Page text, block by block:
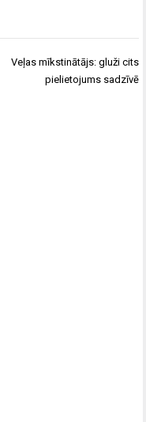
Veļas mīkstinātājs: gluži cits
pielietojums sadzīvē